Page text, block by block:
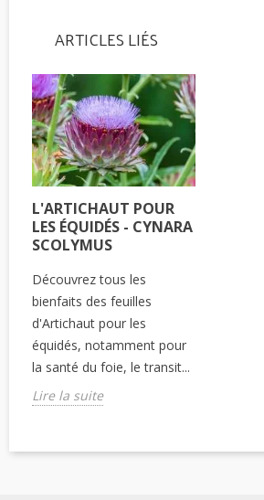
ARTICLES LIÉS
L'ARTICHAUT POUR
LES ÉQUIDÉS - CYNARA
SCOLYMUS
Découvrez tous les
bienfaits des feuilles
d'Artichaut pour les
équidés, notamment pour
la santé du foie, le transit...
Lire la suite